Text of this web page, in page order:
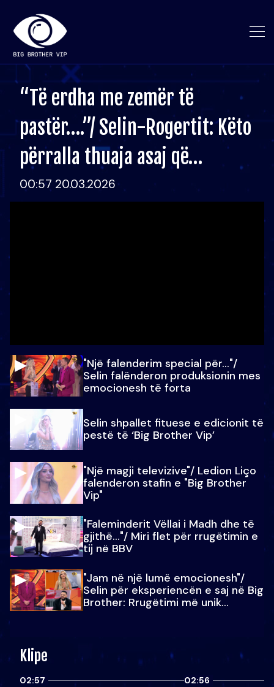
“Të erdha me zemër të
pastër….”/ Selin-Rogertit: Këto
përralla thuaja asaj që…
00:57 20.03.2026
"Një falenderim special për…"/
Selin falënderon produksionin mes
emocionesh të forta
Selin shpallet fituese e edicionit të
pestë të ‘Big Brother Vip’
"Një magji televizive"/ Ledion Liço
falenderon stafin e "Big Brother
Vip"
"Faleminderit Vëllai i Madh dhe të
gjithë…"/ Miri flet për rrugëtimin e
tij në BBV
"Jam në një lumë emocionesh"/
Selin për eksperiencën e saj në Big
Brother: Rrugëtimi më unik…
Klipe
02:57 02:56